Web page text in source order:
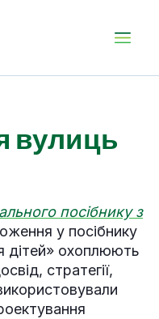
вулиць
посібнику з
у посібнику
дітей» охоплюють
стратегії,